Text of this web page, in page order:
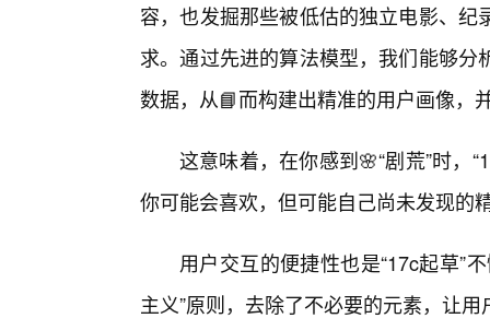
容，也发掘那些被低估的独立电影、
求。通过先进的算法模型，我们能够
数据，从📘而构建出精准的用户画像，
这意味着，在你感到🌸“剧荒”时，
你可能会喜欢，但可能自己尚未发现的
用户交互的便捷性也是“17c起草”
主义”原则，去除了不必要的元素，让